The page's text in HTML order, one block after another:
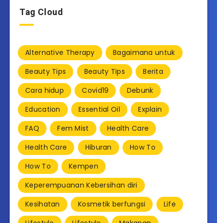
Tag Cloud
Alternative Therapy
Bagaimana untuk
Beauty Tips
Beauty Tips
Berita
Cara hidup
Covid19
Debunk
Education
Essential Oil
Explain
FAQ
Fem Mist
Health Care
Health Care
Hiburan
How To
How To
Kempen
Keperempuanan Kebersihan diri
Kesihatan
Kosmetik berfungsi
Life